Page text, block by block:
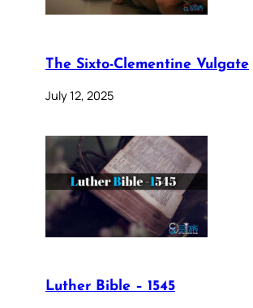
The Sixto-Clementine Vulgate
July 12, 2025
Luther Bible – 1545